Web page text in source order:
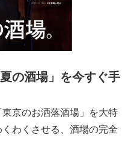
の酒場」を今すぐ手
京のお洒落酒場」を大特
わくさせる、酒場の完全